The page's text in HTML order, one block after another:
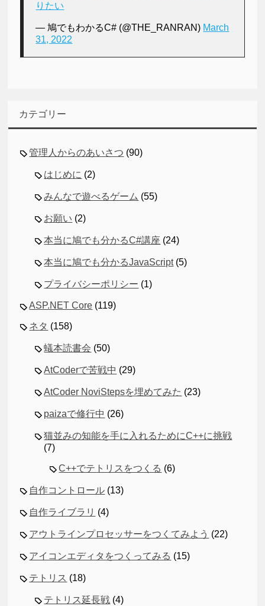
りたい
— 鳩でもわかるC# (@THE_RANRAN) March
31, 2022
カテゴリー
管理人からのあいさつ (90)
はじめに (2)
みんなで遊べるゲーム (55)
お願い (2)
本当に鳩でも分かるC#講座 (24)
本当に鳩でも分かるJavaScript(5)
プライバシーポリシー (1)
ASP.NET Core (119)
ネタ (158)
蟻本読書会 (50)
AtCoderで苦戦中 (29)
AtCoder NoviStepsを埋めてみた (23)
paizaで修行中 (26)
猫並みの知能を手に入れるためにC++に挑戦
(7)
C++でテトリスをつくる (6)
自作コントロール (13)
自作ライブラリ (4)
アウトラインプロセッサーをつくてみよう (22)
アイコンエディタをつくってみる (15)
テトリス (18)
テトリス延長戦 (4)